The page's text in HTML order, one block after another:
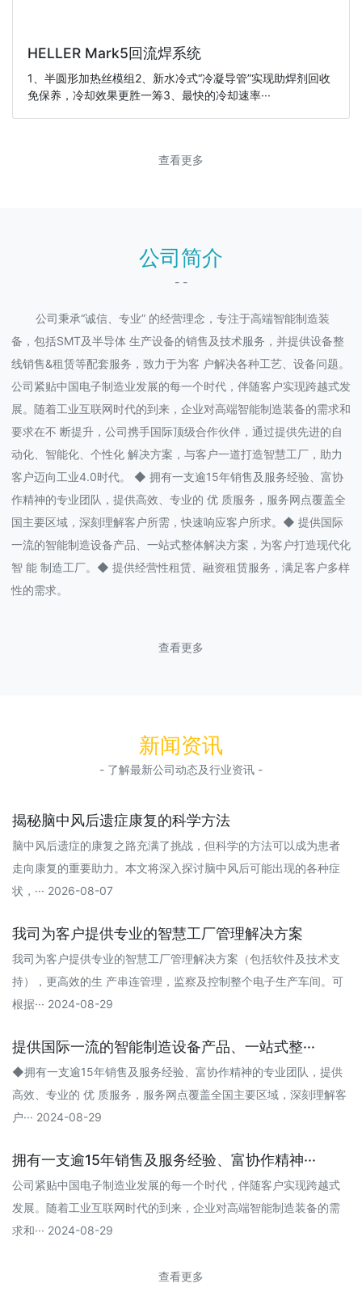
HELLER Mark5回流焊系统
1、半圆形加热丝模组2、新水冷式“冷凝导管”实现助焊剂回收
免保养，冷却效果更胜一筹3、最快的冷却速率···
查看更多
公司简介
- -
公司秉承“诚信、专业” 的经营理念，专注于高端智能制造装
备，包括SMT及半导体 生产设备的销售及技术服务，并提供设备整
线销售&租赁等配套服务，致力于为客 户解决各种工艺、设备问题。
公司紧贴中国电子制造业发展的每一个时代，伴随客户实现跨越式发
展。随着工业互联网时代的到来，企业对高端智能制造装备的需求和
要求在不 断提升，公司携手国际顶级合作伙伴，通过提供先进的自
动化、智能化、个性化 解决方案，与客户一道打造智慧工厂，助力
客户迈向工业4.0时代。 ◆ 拥有一支逾15年销售及服务经验、富协
作精神的专业团队，提供高效、专业的 优 质服务，服务网点覆盖全
国主要区域，深刻理解客户所需，快速响应客户所求。◆ 提供国际
一流的智能制造设备产品、一站式整体解决方案，为客户打造现代化
智 能 制造工厂。◆ 提供经营性租赁、融资租赁服务，满足客户多样
性的需求。
查看更多
新闻资讯
- 了解最新公司动态及行业资讯 -
揭秘脑中风后遗症康复的科学方法
脑中风后遗症的康复之路充满了挑战，但科学的方法可以成为患者
走向康复的重要助力。本文将深入探讨脑中风后可能出现的各种症
状，··· 2026-08-07
我司为客户提供专业的智慧工厂管理解决方案
我司为客户提供专业的智慧工厂管理解决方案（包括软件及技术支
持），更高效的生 产串连管理，监察及控制整个电子生产车间。可
根据··· 2024-08-29
提供国际一流的智能制造设备产品、一站式整···
◆拥有一支逾15年销售及服务经验、富协作精神的专业团队，提供
高效、专业的 优 质服务，服务网点覆盖全国主要区域，深刻理解客
户··· 2024-08-29
拥有一支逾15年销售及服务经验、富协作精神···
公司紧贴中国电子制造业发展的每一个时代，伴随客户实现跨越式
发展。随着工业互联网时代的到来，企业对高端智能制造装备的需
求和··· 2024-08-29
查看更多